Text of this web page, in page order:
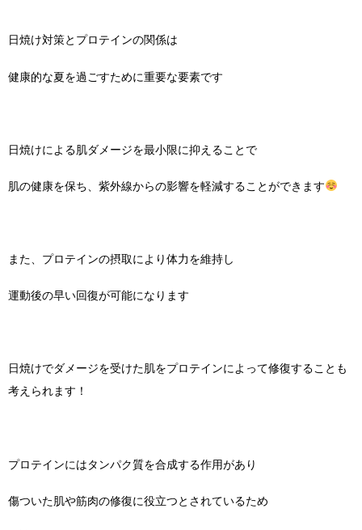
日焼け対策とプロテインの関係は
健康的な夏を過ごすために重要な要素です
日焼けによる肌ダメージを最小限に抑えることで
肌の健康を保ち、紫外線からの影響を軽減することができます
また、プロテインの摂取により体力を維持し
運動後の早い回復が可能になります
日焼けでダメージを受けた肌をプロテインによって修復することも
考えられます！
プロテインにはタンパク質を合成する作用があり
傷ついた肌や筋肉の修復に役立つとされているため